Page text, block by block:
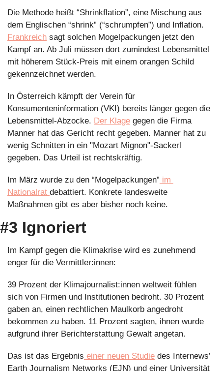
Die Methode heißt “Shrinkflation”, eine Mischung aus
Frankreich sagt solchen Mogelpackungen jetzt den
Kampf an. Ab Juli müssen dort zumindest Lebensmittel
mit höherem Stück-Preis mit einem orangen Schild
gekennzeichnet werden.
In Österreich kämpft der Verein für
Konsumenteninformation (VKI) bereits länger gegen die
Lebensmittel-Abzocke. Der Klage gegen die Firma
Manner hat das Gericht recht gegeben. Manner hat zu
wenig Schnitten in ein "Mozart Mignon"-Sackerl
gegeben. Das Urteil ist rechtskräftig.
Im März wurde zu den “Mogelpackungen” im
Nationalrat debattiert. Konkrete landesweite
Maßnahmen gibt es aber bisher noch keine.
#3 Ignoriert
Im Kampf gegen die Klimakrise wird es zunehmend
enger für die Vermittler:innen:
39 Prozent der Klimajournalist:innen weltweit fühlen
sich von Firmen und Institutionen bedroht. 30 Prozent
gaben an, einen rechtlichen Maulkorb angedroht
bekommen zu haben. 11 Prozent sagten, ihnen wurde
aufgrund ihrer Berichterstattung Gewalt angetan.
Das ist das Ergebnis einer neuen Studie des Internews’
Earth Journalism Networks (EJN) und einer Universität